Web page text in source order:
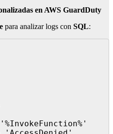
en AWS GuardDuty
para analizar logs con SQL: